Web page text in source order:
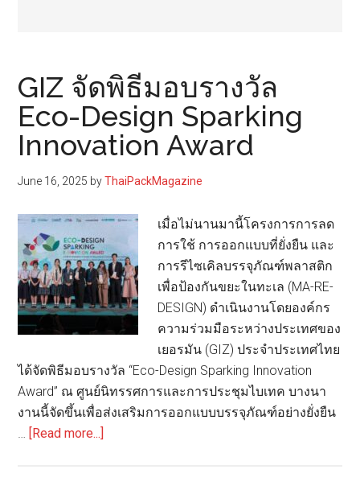
GIZ จัดพิธีมอบรางวัล
Eco-Design Sparking
Innovation Award
June 16, 2025 byThaiPackMagazine
เมื่อไม่นานมานี้โครงการการลด
การใช้ การออกแบบที่ยั่งยืน และ
การรีไซเคิลบรรจุภัณฑ์พลาสติก
เพื่อป้องกันขยะในทะเล (MA-RE-
DESIGN) ดำเนินงานโดยองค์กร
ความร่วมมือระหว่างประเทศของ
เยอรมัน (GIZ) ประจำประเทศไทย
ได้จัดพิธีมอบรางวัล “Eco-Design Sparking Innovation
Award” ณ ศูนย์นิทรรศการและการประชุมไบเทค บางนา
งานนี้จัดขึ้นเพื่อส่งเสริมการออกแบบบรรจุภัณฑ์อย่างยั่งยืน
…
[Read more...]